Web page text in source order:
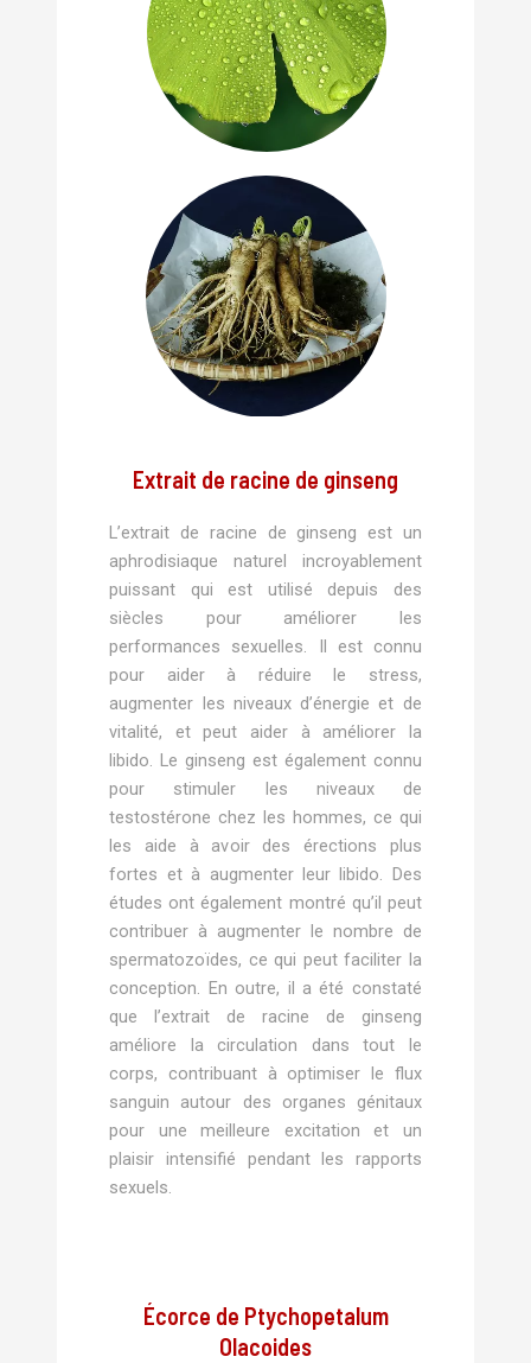
Extrait de racine de ginseng
L’extrait de racine de ginseng est un
aphrodisiaque naturel incroyablement
puissant qui est utilisé depuis des
siècles pour améliorer les
performances sexuelles. Il est connu
pour aider à réduire le stress,
augmenter les niveaux d’énergie et de
vitalité, et peut aider à améliorer la
libido. Le ginseng est également connu
pour stimuler les niveaux de
testostérone chez les hommes, ce qui
les aide à avoir des érections plus
fortes et à augmenter leur libido. Des
études ont également montré qu’il peut
contribuer à augmenter le nombre de
spermatozoïdes, ce qui peut faciliter la
conception. En outre, il a été constaté
que l’extrait de racine de ginseng
améliore la circulation dans tout le
corps, contribuant à optimiser le flux
sanguin autour des organes génitaux
pour une meilleure excitation et un
plaisir intensifié pendant les rapports
sexuels.
Écorce de Ptychopetalum
Olacoides